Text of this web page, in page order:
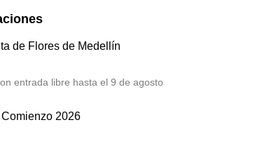
de Flores de Medellín
entrada libre hasta el 9 de agosto
2026